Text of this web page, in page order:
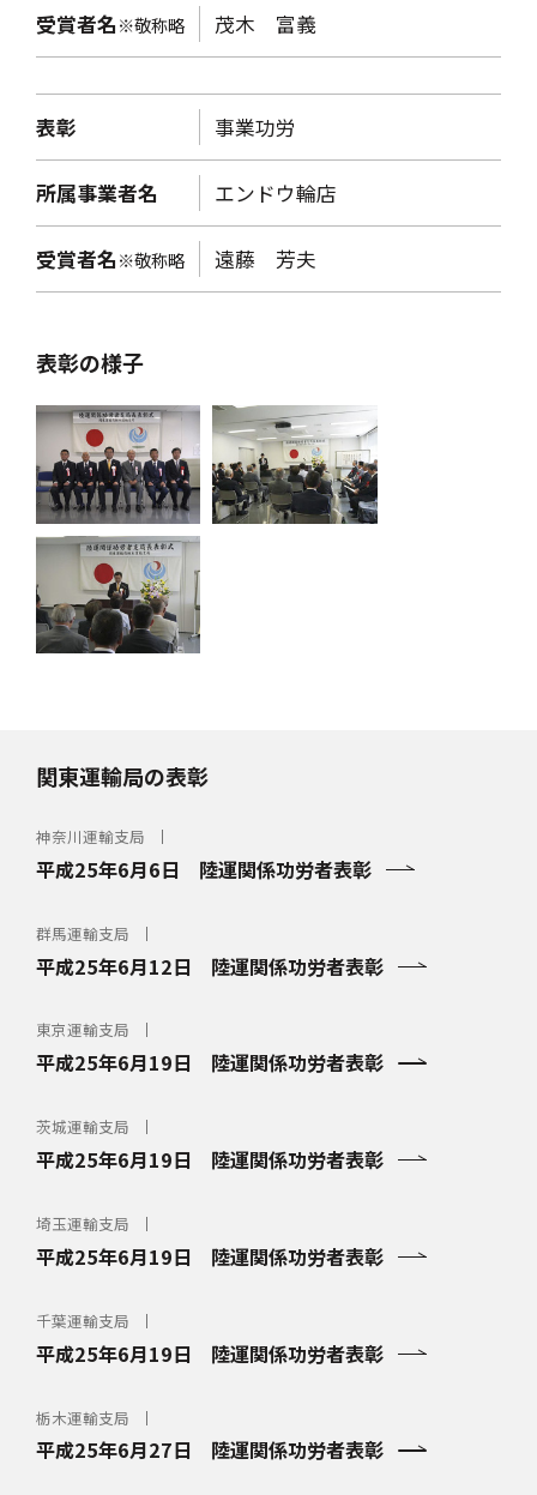
受賞者名※敬称略 茂木 富義
表彰 事業功労
所属事業者名 エンドウ輪店
受賞者名※敬称略 遠藤 芳夫
表彰の様子
関東運輸局の表彰
神奈川運輸支局
平成25年6月6日 陸運関係功労者表彰
群馬運輸支局
平成25年6月12日 陸運関係功労者表彰
東京運輸支局
平成25年6月19日 陸運関係功労者表彰
茨城運輸支局
平成25年6月19日 陸運関係功労者表彰
埼玉運輸支局
平成25年6月19日 陸運関係功労者表彰
千葉運輸支局
平成25年6月19日 陸運関係功労者表彰
栃木運輸支局
平成25年6月27日 陸運関係功労者表彰